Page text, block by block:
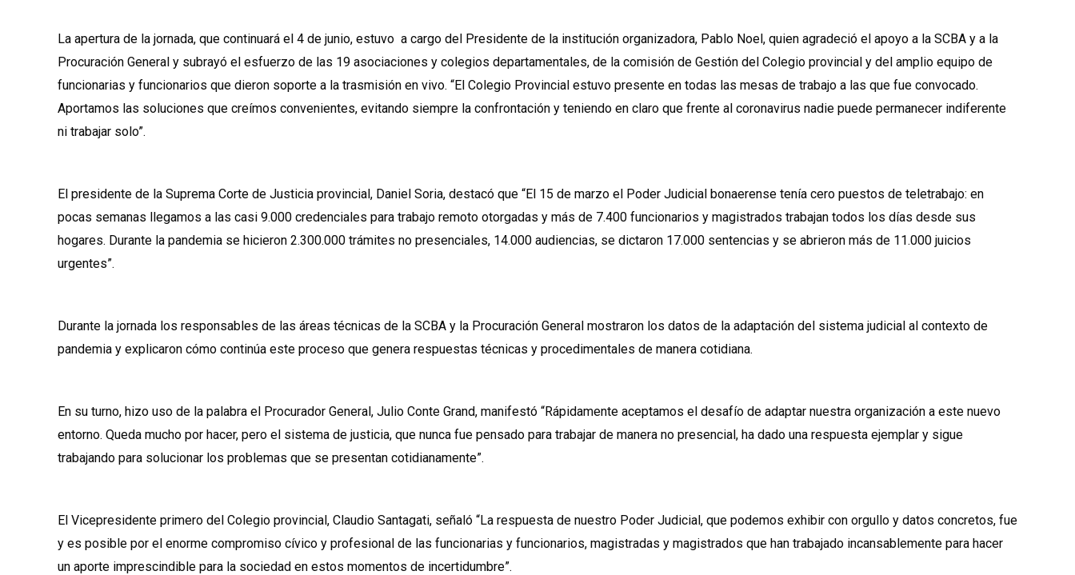
La apertura de la jornada, que continuará el 4 de junio, estuvo a cargo del Presidente de la institución organizadora, Pablo Noel, quien agradeció el apoyo a la SCBA y a la
Procuración General y subrayó el esfuerzo de las 19 asociaciones y colegios departamentales, de la comisión de Gestión del Colegio provincial y del amplio equipo de
funcionarias y funcionarios que dieron soporte a la trasmisión en vivo. “El Colegio Provincial estuvo presente en todas las mesas de trabajo a las que fue convocado.
Aportamos las soluciones que creímos convenientes, evitando siempre la confrontación y teniendo en claro que frente al coronavirus nadie puede permanecer indiferente
ni trabajar solo”.
El presidente de la Suprema Corte de Justicia provincial, Daniel Soria, destacó que “El 15 de marzo el Poder Judicial bonaerense tenía cero puestos de teletrabajo: en
pocas semanas llegamos a las casi 9.000 credenciales para trabajo remoto otorgadas y más de 7.400 funcionarios y magistrados trabajan todos los días desde sus
hogares. Durante la pandemia se hicieron 2.300.000 trámites no presenciales, 14.000 audiencias, se dictaron 17.000 sentencias y se abrieron más de 11.000 juicios
urgentes”.
Durante la jornada los responsables de las áreas técnicas de la SCBA y la Procuración General mostraron los datos de la adaptación del sistema judicial al contexto de
pandemia y explicaron cómo continúa este proceso que genera respuestas técnicas y procedimentales de manera cotidiana.
En su turno, hizo uso de la palabra el Procurador General, Julio Conte Grand, manifestó “Rápidamente aceptamos el desafío de adaptar nuestra organización a este nuevo
entorno. Queda mucho por hacer, pero el sistema de justicia, que nunca fue pensado para trabajar de manera no presencial, ha dado una respuesta ejemplar y sigue
trabajando para solucionar los problemas que se presentan cotidianamente”.
El Vicepresidente primero del Colegio provincial, Claudio Santagati, señaló “La respuesta de nuestro Poder Judicial, que podemos exhibir con orgullo y datos concretos, fue
y es posible por el enorme compromiso cívico y profesional de las funcionarias y funcionarios, magistradas y magistrados que han trabajado incansablemente para hacer
un aporte imprescindible para la sociedad en estos momentos de incertidumbre”.